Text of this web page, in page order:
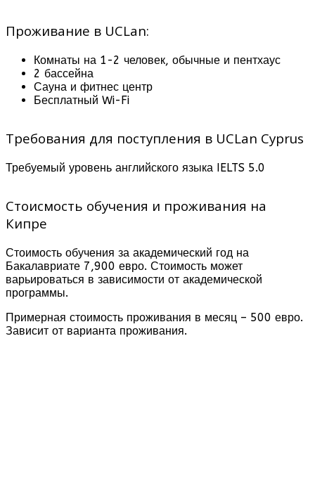
Проживание в UCLan:
Комнаты на 1-2 человек, обычные и пентхаус
2 бассейна
Сауна и фитнес центр
Бесплатный Wi-Fi
Требования для поступления в UCLan Cyprus
Требуемый уровень английского языка IELTS 5.0
Стоисмость обучения и проживания на
Кипре
Стоимость обучения за академический год на
Бакалавриате 7,900 евро. Стоимость может
варьироваться в зависимости от академической
программы.
Примерная стоимость проживания в месяц – 500 евро.
Зависит от варианта проживания.